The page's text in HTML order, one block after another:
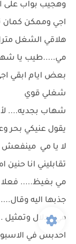
وهجيب بواب على
اجي وممكن كمان
هلاقي الشغل
مي.....طيب يا
بعض ايام ابقي
شغلي قوي
شهاب بجديه....
يقول عنيكي بحر
لا يا مي مينفعش
تقابليني انا
مي بغيظ.....
جذبها اليه
مي بدلال
احدبس في